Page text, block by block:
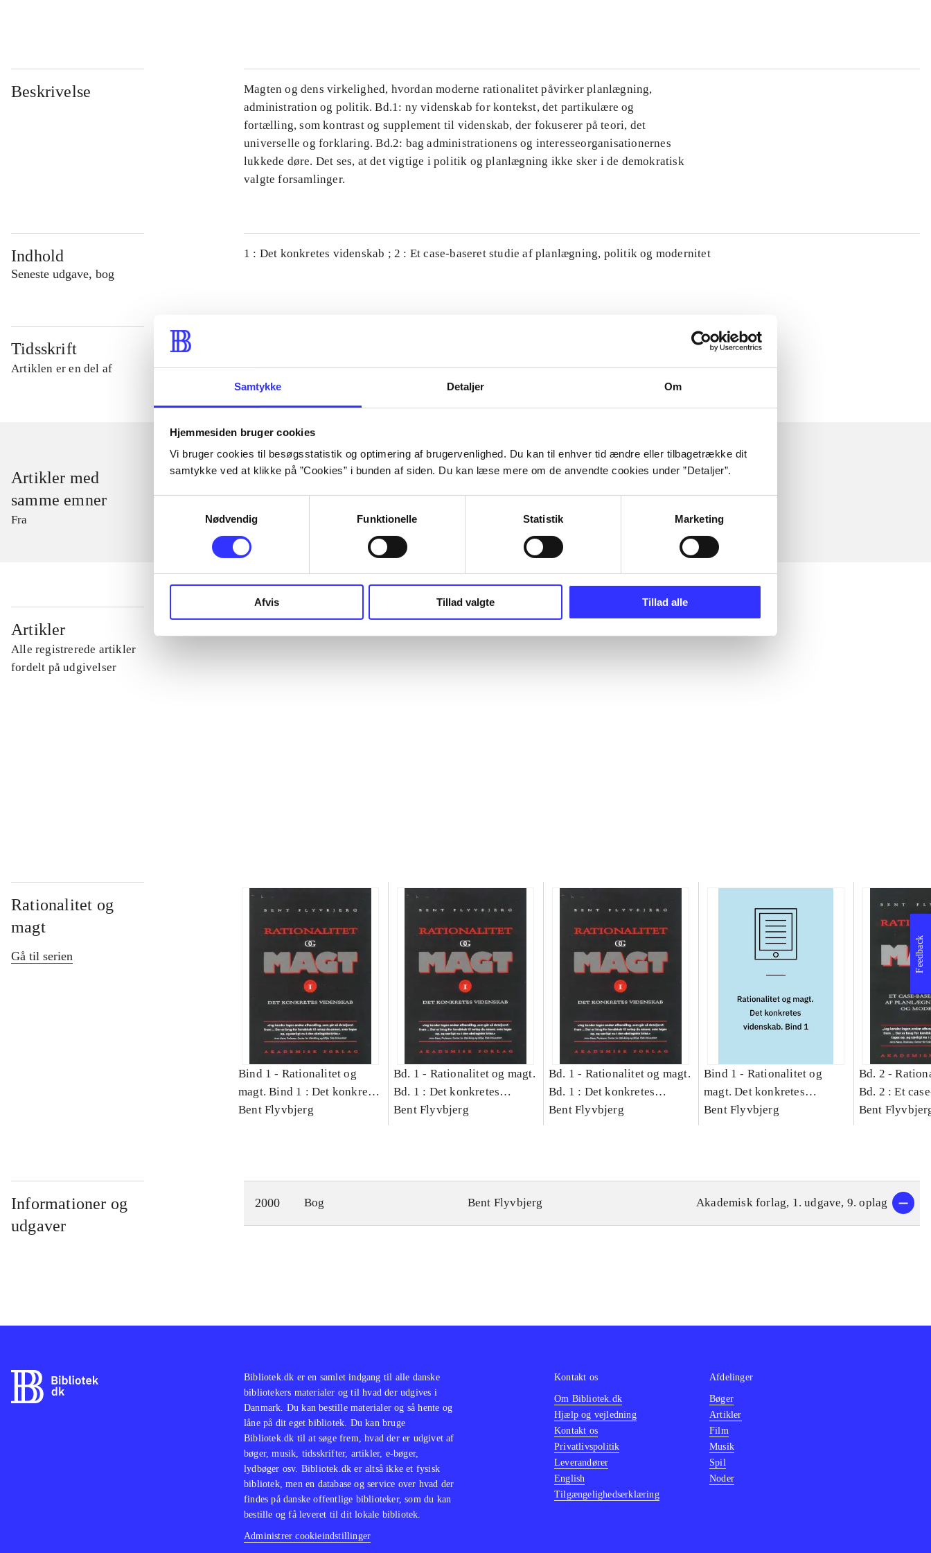
Samtykke Detaljer Om
Hjemmesiden bruger cookies
Vi bruger cookies til besøgsstatistik og optimering af brugervenlighed. Du kan til enhver tid ændre eller tilbagetrække dit
samtykke ved at klikke på ”Cookies” i bunden af siden. Du kan læse mere om de anvendte cookies under ”Detaljer”.
Nødvendig
Funktionelle Statistik Marketing
Afvis Tillad valgte Tillad alle
Beskrivelse
Magten og dens virkelighed, hvordan moderne rationalitet påvirker planlægning,
administration og politik. Bd.1: ny videnskab for kontekst, det partikulære og
fortælling, som kontrast og supplement til videnskab, der fokuserer på teori, det
universelle og forklaring. Bd.2: bag administrationens og interesseorganisationernes
lukkede døre. Det ses, at det vigtige i politik og planlægning ikke sker i de demokratisk
valgte forsamlinger.
Indhold
Seneste udgave, bog
1 : Det konkretes videnskab ; 2 : Et case-baseret studie af planlægning, politik og modernitet
Tidsskrift
Artiklen er en del af
Artikler med
samme emner
Fra
Artikler
Alle registrerede artikler
fordelt på udgivelser
...
Rationalitet og
magt
Gå til serien
Bind 1 - Rationalitet og
magt. Bind 1 : Det konkretes
videnskab
Bent Flyvbjerg
Bd. 1 - Rationalitet og magt.
Bd. 1 : Det konkretes
videnskab
Bent Flyvbjerg
Bd. 1 - Rationalitet og magt.
Bd. 1 : Det konkretes
videnskab
Bent Flyvbjerg
Bind 1 - Rationalitet og
magt. Det konkretes
videnskab. Bind 1
Bent Flyvbjerg
Bd. 2 -
Bd. 2 : Et
studie af
Bent
Informationer og
udgaver
2000 Bog Bent Flyvbjerg Akademisk forlag, 1. udgave, 9. oplag
Feedback
Bibliotek.dk er en samlet indgang til alle danske
bibliotekers materialer og til hvad der udgives i
Danmark. Du kan bestille materialer og så hente og
låne på dit eget bibliotek. Du kan bruge
Bibliotek.dk til at søge frem, hvad der er udgivet af
bøger, musik, tidsskrifter, artikler, e-bøger,
lydbøger osv. Bibliotek.dk er altså ikke et fysisk
bibliotek, men en database og service over hvad der
findes på danske offentlige biblioteker, som du kan
bestille og få leveret til dit lokale bibliotek.
Administrer cookieindstillinger
Kontakt os
Om Bibliotek.dk
Hjælp og vejledning
Kontakt os
Privatlivspolitik
Leverandører
English
Tilgængelighedserklæring
Afdelinger
Bøger
Artikler
Film
Musik
Spil
Noder